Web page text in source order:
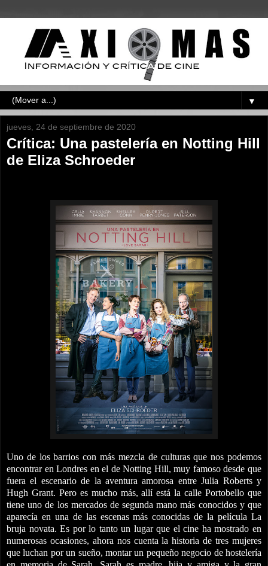
▼
jueves, 24 de septiembre de 2020
Crítica: Una pastelería en Notting Hill
de Eliza Schroeder
Uno de los barrios con más mezcla de culturas que nos podemos
encontrar en Londres en el de Notting Hill, muy famoso desde que
fuera el escenario de la aventura amorosa entre Julia Roberts y
Hugh Grant. Pero es mucho más, allí está la calle Portobello que
tiene uno de los mercados de segunda mano más conocidos y que
aparecía en una de las escenas más conocidas de la película La
bruja novata. Es por lo tanto un lugar que el cine ha mostrado en
numerosas ocasiones, ahora nos cuenta la historia de tres mujeres
que luchan por un sueño, montar un pequeño negocio de hostelería